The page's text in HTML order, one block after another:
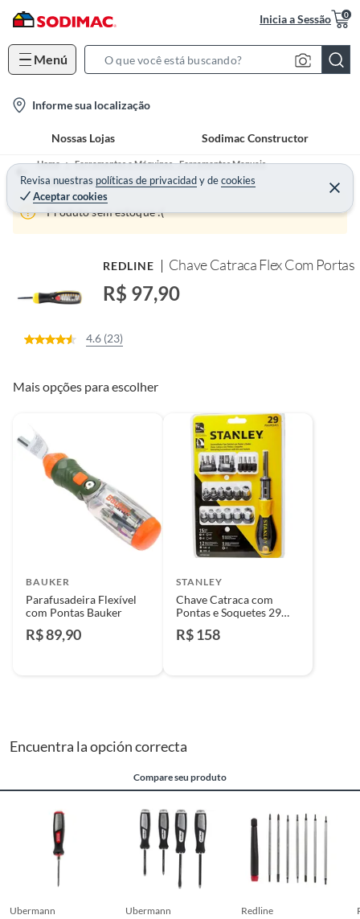
Inicia a Sessão 0
Menú
S
c
h
B
a
Informe sua localização
Nossas Lojas Sodimac Constructor
Revisa nuestras políticas de privacidadydecookies
Aceptar cookies
Home
Ferramentas e Máquinas - Ferramentas Manuais
Chave Mecânicas e Soquetes
Produto sem estoque :(
REDLINE Chave Catraca Flex Com Portas
R$ 97,90
4.6 (23)
Mais opções para escolher
BAUKER
Parafusadeira Flexível
com Pontas Bauker
R$ 89,90
STANLEY
Chave Catraca com
Pontas e Soquetes 29
R$ 158
Encuentra la opción correcta
Compare seu produto
ubermann ubermann redline